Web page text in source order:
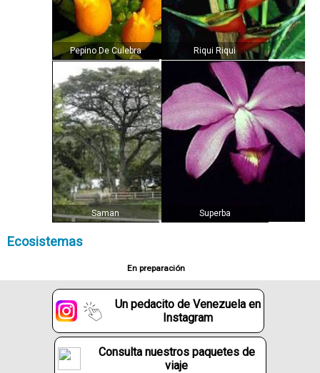
Pepino De Culebra Riqui Riqui
Saman Superba
Ecosistemas
En preparación
Un pedacito de Venezuela en
Instagram
Consulta nuestros paquetes de
viaje